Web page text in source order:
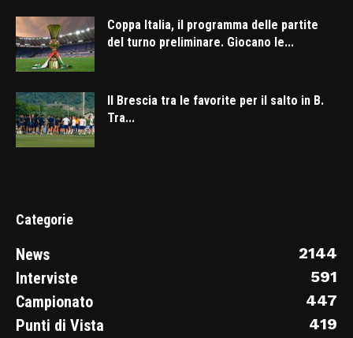
Coppa Italia, il programma delle partite
del turno preliminare. Giocano le...
Il Brescia tra le favorite per il salto in B.
Tra...
Categorie
News
2144
Interviste
591
Campionato
447
Punti di Vista
419